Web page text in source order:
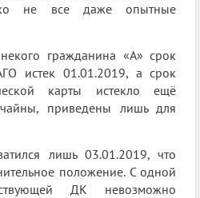
не все даже опытные
гражданина «А» срок
истек 01.01.2019, а срок
карты истекло ещё
приведены лишь для
лишь 03.01.2019, что
положение. С одной
ДК невозможно